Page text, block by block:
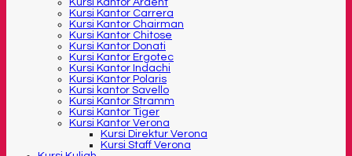
Kursi Kantor Ardent
Kursi Kantor Carrera
Kursi Kantor Chairman
Kursi Kantor Chitose
Kursi Kantor Donati
Kursi Kantor Ergotec
Kursi Kantor Indachi
Kursi Kantor Polaris
Kursi kantor Savello
Kursi Kantor Stramm
Kursi Kantor Tiger
Kursi Kantor Verona
Kursi Direktur Verona
Kursi Staff Verona